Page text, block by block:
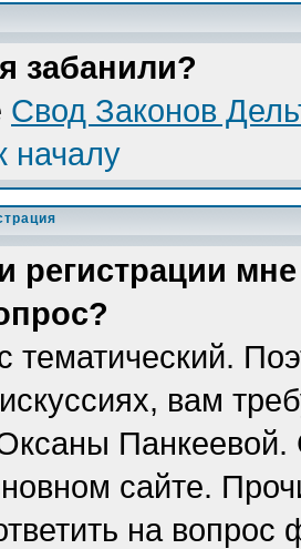
забанили?
Свод Законов
началу
регистрации
тематический.
вам
сайте.
на